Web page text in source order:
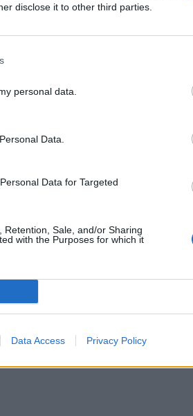
disclose it to other third parties.
personal data.
Data.
Data for Targeted
Sale, and/or Sharing
with the Purposes for which it
Data Access Privacy Policy
πολιτισμό ή
σε προορισμούς
Για όσους προτιμούν
ευρωπαϊκές
ταξιδιώτες την
προορισμούς
αγορά, έχοντας
από το 1998 και σχεδόν
στην προσφορά άνεσης
εξαιρετικό δίκτυο
τιμές και φιλική
σας διακοπές,
App της εταιρείας.